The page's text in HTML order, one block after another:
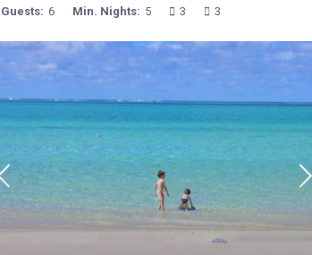
Guests: 6 Min. Nights: 5 3 3